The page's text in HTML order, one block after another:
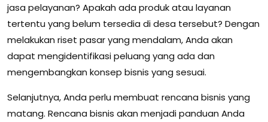
jasa pelayanan? Apakah ada produk atau layanan
tertentu yang belum tersedia di desa tersebut? Dengan
melakukan riset pasar yang mendalam, Anda akan
dapat mengidentifikasi peluang yang ada dan
mengembangkan konsep bisnis yang sesuai.
Selanjutnya, Anda perlu membuat rencana bisnis yang
matang. Rencana bisnis akan menjadi panduan Anda